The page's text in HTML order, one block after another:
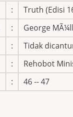
:
Truth (Edisi
:
George
:
Tidak
:
Rehobot
: 46 -- 47